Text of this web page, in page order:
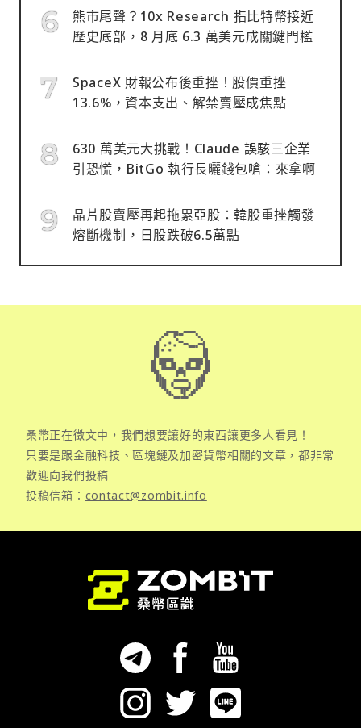
熊市尾聲？10x Research 指比特幣接近
歷史底部，8 月底 6.3 萬美元成關鍵門檻
SpaceX 財報公布後重挫！股價重挫
13.6%，資本支出、解禁賣壓成焦點
630 萬美元大挑戰！Claude 誤駭三企業
引恐慌，BitGo 執行長曬錢包嗆：來拿啊
晶片股賣壓再起拖累亞股：韓股重挫觸發
熔斷機制，日股跌破6.5萬點
桑幣正在徵文中，我們想要讓好的東西讓更多人看見！
只要是跟金融科技、區塊鏈及加密貨幣相關的文章，都非常
歡迎向我們投稿
投稿信箱： contact@zombit.info